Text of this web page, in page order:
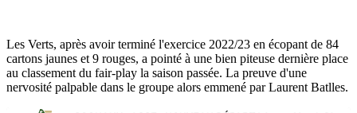
Les Verts, après avoir terminé l'exercice 2022/23 en écopant de 84
cartons jaunes et 9 rouges, a pointé à une bien piteuse dernière place
au classement du fair-play la saison passée. La preuve d'une
nervosité palpable dans le groupe alors emmené par Laurent Batlles.